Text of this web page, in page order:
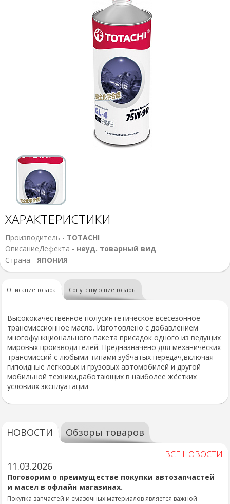
ХАРАКТЕРИСТИКИ
Производитель - TOTACHI
ОписаниеДефекта - неуд. товарный вид
Страна - ЯПОНИЯ
Описание товара Сопутствующие товары
Высококачественное полусинтетическое всесезонное
трансмиссионное масло. Изготовлено с добавлением
многофункционального пакета присадок одного из ведущих
мировых производителей. Предназначено для механических
трансмиссий с любыми типами зубчатых передач,включая
гипоидные легковых и грузовых автомобилей и другой
мобильной техники,работающих в наиболее жёстких
условиях эксплуатации
НОВОСТИ Обзоры товаров
ВСЕ НОВОСТИ
11.03.2026
Поговорим о преимуществе покупки автозапчастей
и масел в офлайн магазинах.
Покупка запчастей и смазочных материалов является важной